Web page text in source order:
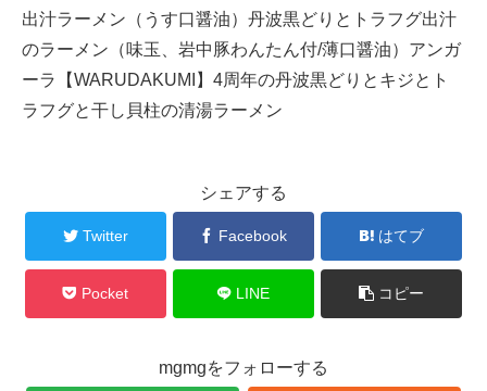
出汁ラーメン（うす口醤油）丹波黒どりとトラフグ出汁
のラーメン（味玉、岩中豚わんたん付/薄口醤油）アンガ
ーラ【WARUDAKUMI】4周年の丹波黒どりとキジとト
ラフグと干し貝柱の清湯ラーメン
シェアする
Twitter Facebook はてブ
Pocket LINE コピー
mgmgをフォローする